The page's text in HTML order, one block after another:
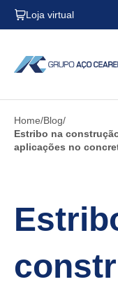
Loja virtual
Home Blog
Estribo na
aplicações no